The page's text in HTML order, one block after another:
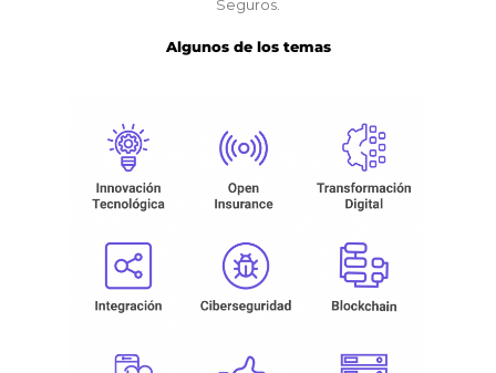
Seguros.
Algunos de los temas